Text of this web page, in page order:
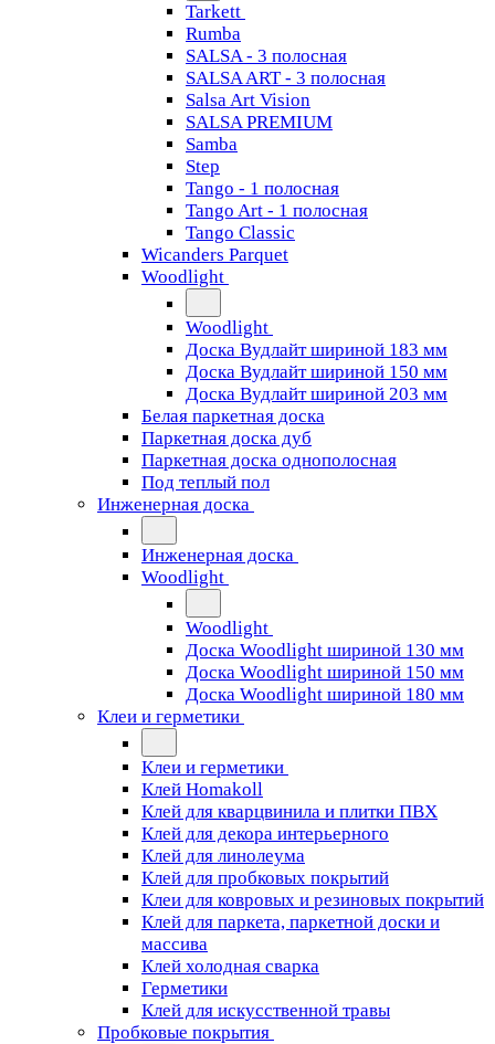
Tarkett
Rumba
SALSA - 3 полосная
SALSA ART - 3 полосная
Salsa Art Vision
SALSA PREMIUM
Samba
Step
Tango - 1 полосная
Tango Art - 1 полосная
Tango Classiс
Wicanders Parquet
Woodlight
Woodlight
Доска Вудлайт шириной 183 мм
Доска Вудлайт шириной 150 мм
Доска Вудлайт шириной 203 мм
Белая паркетная доска
Паркетная доска дуб
Паркетная доска однополосная
Под теплый пол
Инженерная доска
Инженерная доска
Woodlight
Woodlight
Доска Woodlight шириной 130 мм
Доска Woodlight шириной 150 мм
Доска Woodlight шириной 180 мм
Клеи и герметики
Клеи и герметики
Клей Homakoll
Клей для кварцвинила и плитки ПВХ
Клей для декора интерьерного
Клей для линолеума
Клей для пробковых покрытий
Клеи для ковровых и резиновых покрытий
Клей для паркета, паркетной доски и
массива
Клей холодная сварка
Герметики
Клей для искусственной травы
Пробковые покрытия